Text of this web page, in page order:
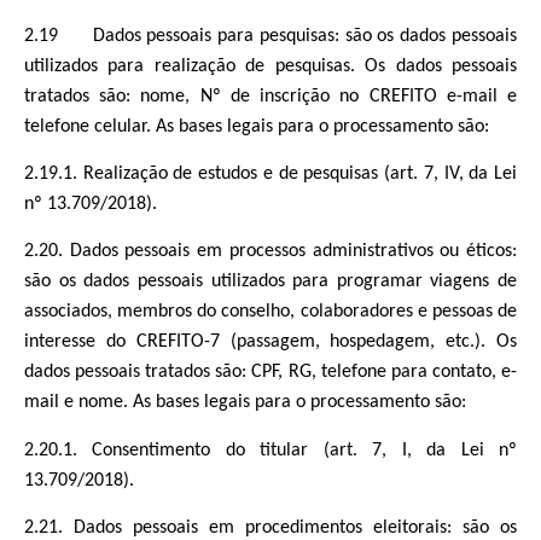
2.19 Dados pessoais para pesquisas: são os dados pessoais
utilizados para realização de pesquisas. Os dados pessoais
tratados são: nome, Nº de inscrição no CREFITO e-mail e
telefone celular. As bases legais para o processamento são:
2.19.1. Realização de estudos e de pesquisas (art. 7, IV, da Lei
nº 13.709/2018).
2.20. Dados pessoais em processos administrativos ou éticos:
são os dados pessoais utilizados para programar viagens de
associados, membros do conselho, colaboradores e pessoas de
interesse do CREFITO-7 (passagem, hospedagem, etc.). Os
dados pessoais tratados são: CPF, RG, telefone para contato, e-
mail e nome. As bases legais para o processamento são:
2.20.1. Consentimento do titular (art. 7, I, da Lei nº
13.709/2018).
2.21. Dados pessoais em procedimentos eleitorais: são os